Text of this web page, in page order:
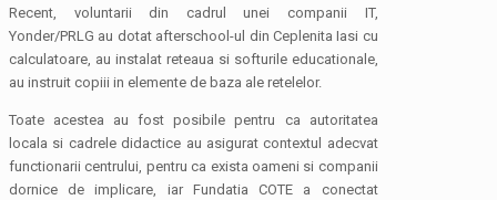
Recent, voluntarii din cadrul unei companii IT,
Yonder/PRLG au dotat afterschool-ul din Ceplenita Iasi cu
calculatoare, au instalat reteaua si softurile educationale,
au instruit copiii in elemente de baza ale retelelor.
Toate acestea au fost posibile pentru ca autoritatea
locala si cadrele didactice au asigurat contextul adecvat
functionarii centrului, pentru ca exista oameni si companii
dornice de implicare, iar Fundatia COTE a conectat